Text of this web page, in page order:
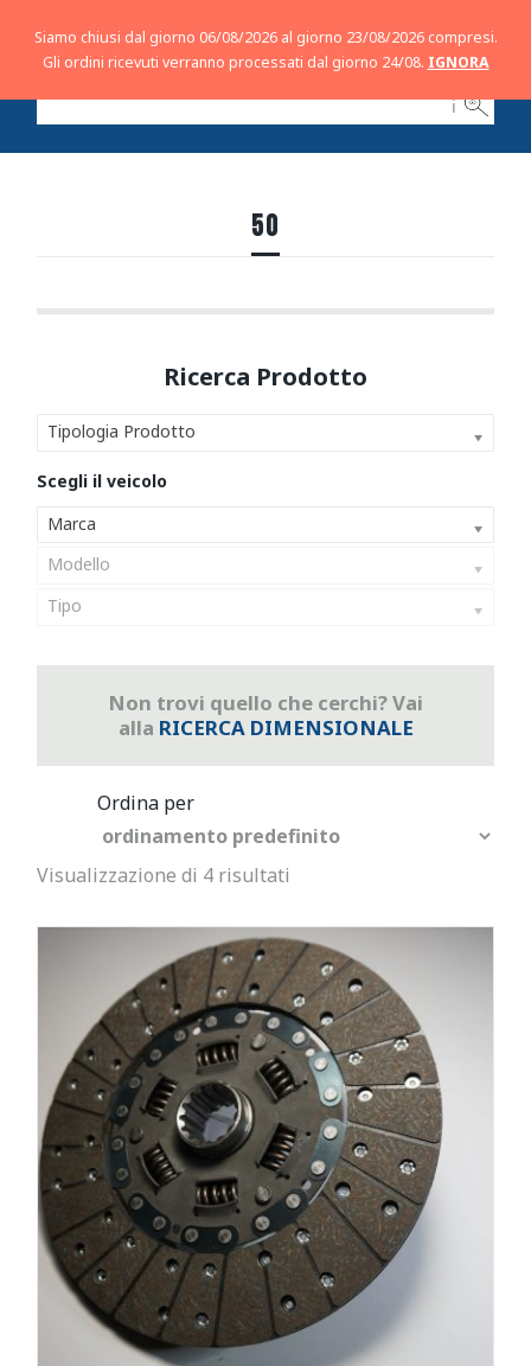
ℹ
50
Tipologia Prodotto
Marca
Modello
Tipo
Non trovi quello che cerchi? Vai
alla RICERCA DIMENSIONALE
Visualizzazione di 4 risultati
Siamo chiusi dal giorno 06/08/2026 al giorno 23/08/2026 compresi.
Gli ordini ricevuti verranno processati dal giorno 24/08. IGNORA